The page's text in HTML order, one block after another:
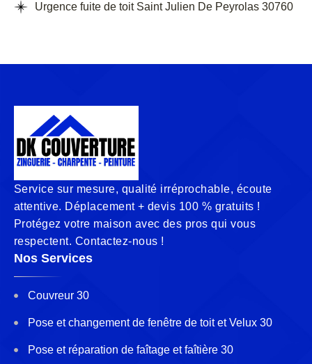
Urgence fuite de toit Saint Julien De Peyrolas 30760
Service sur mesure, qualité irréprochable, écoute
attentive. Déplacement + devis 100 % gratuits !
Protégez votre maison avec des pros qui vous
respectent. Contactez-nous !
Nos Services
Couvreur 30
Pose et changement de fenêtre de toit et Velux 30
Pose et réparation de faîtage et faîtière 30